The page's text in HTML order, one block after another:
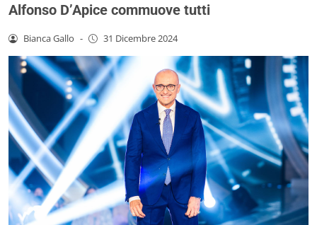
Alfonso D’Apice commuove tutti
Bianca Gallo - 31 Dicembre 2024